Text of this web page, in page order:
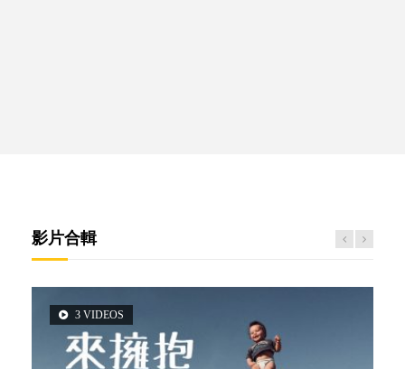
影片合輯
3 VIDEOS
5 VIDEOS
14 VIDEOS
2 VIDEOS
6 VIDEOS